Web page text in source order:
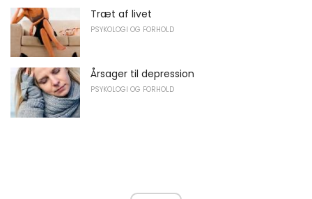
Træt af livet
PSYKOLOGI OG FORHOLD
Årsager til depression
PSYKOLOGI OG FORHOLD